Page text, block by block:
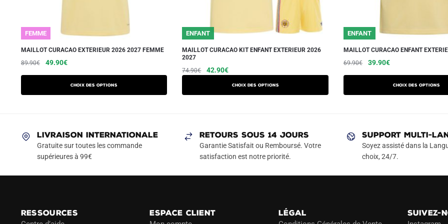
FEMME
MAILLOT CURACAO EXTERIEUR 2026 2027 FEMME
89.90€
Le
était :
49.90€Le
actuel
est :
Choix des options
Ce
produit
a
options
peuvent
être
choisies
page
ENFANT
MAILLOT CURACAO KIT ENFANT EXTERIEUR 2026
2027
74.90€
Le
42.90€Le
Choix des options
Ce
produit
a
Les
options
peuvent
ENFANT
MAILLOT CURACAO ENFANT
69.90€
Le
était :
39.90€Le
actuel
est :
Choix des options
Ce
produit
a
options
peuvent
être
choisies
LIVRAISON INTERNATIONALE
Gratuite sur toutes les commande
supérieures à 99€
RETOURS SOUS 14 JOURS
Garantie Satisfait ou Remboursé. Votre
satisfaction est notre priorité.
SUPPORT MULTI-
Soyez assisté dans la
choix, 24/7.
RESSOURCES
ESPACE CLIENT
LÉGAL
SUIVEZ-